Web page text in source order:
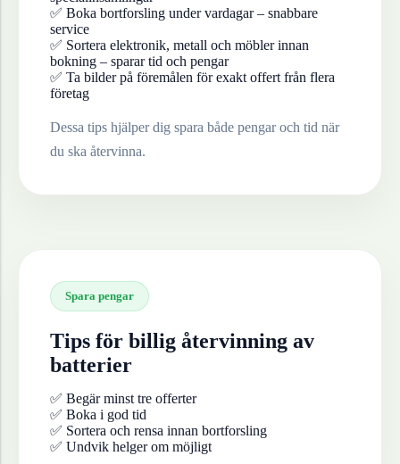
✅ Boka bortforsling under vardagar – snabbare
service
✅ Sortera elektronik, metall och möbler innan
bokning – sparar tid och pengar
✅ Ta bilder på föremålen för exakt offert från flera
företag
Dessa tips hjälper dig spara både pengar och tid när
du ska återvinna.
Spara pengar
Tips för billig återvinning av
batterier
✅ Begär minst tre offerter
✅ Boka i god tid
✅ Sortera och rensa innan bortforsling
✅ Undvik helger om möjligt